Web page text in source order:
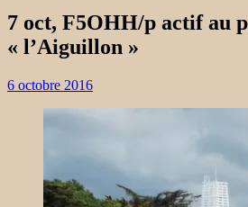
7 oct, F5OHH/p actif au
« l’Aiguillon »
6 octobre 2016